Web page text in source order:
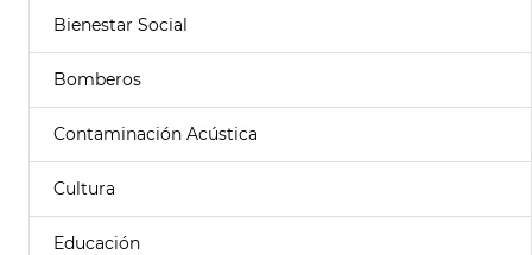
Bienestar Social
Bomberos
Contaminación Acústica
Cultura
Educación